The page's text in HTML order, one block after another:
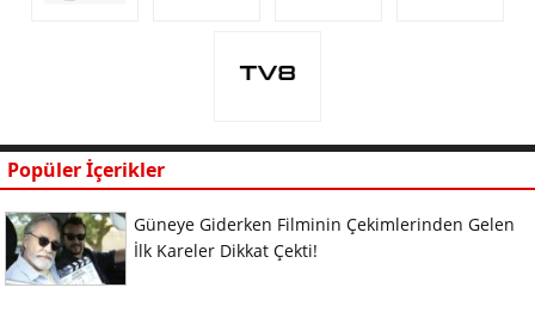
Popüler İçerikler
Güneye Giderken Filminin Çekimlerinden Gelen
İlk Kareler Dikkat Çekti!